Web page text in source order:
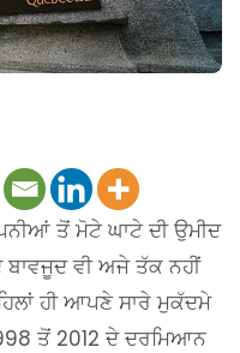
ਤੋਂ ਮੋਟੇ ਘਾਟੇ ਦੀ ਉਮੀਦ
ਵੀ ਅਜੇ ਤੱਕ ਨਹੀਂ
ਹੀ ਆਪਣੇ ਸਾਰੇ ਮੁਕੱਦਮੇ
ਤੋਂ 2012 ਦੇ ਦਰਮਿਆਨ